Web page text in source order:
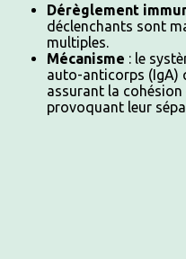
Dérèglement
déclenchants sont
multiples.
Mécanisme : le
auto-anticorps (IgA)
assurant la cohésion
provoquant leur